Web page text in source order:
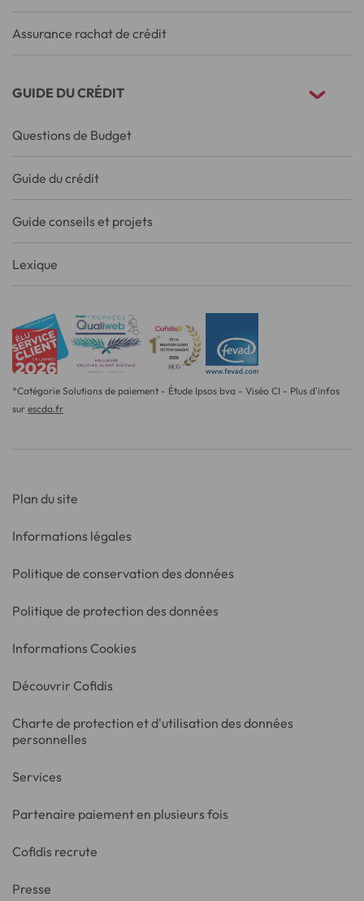
Assurance rachat de crédit
GUIDE DU CRÉDIT
Questions de Budget
Guide du crédit
Guide conseils et projets
Lexique
*Catégorie Solutions de paiement - Étude Ipsos bva - Viséo CI - Plus d'infos
sur escda.fr
Plan du site
Informations légales
Politique de conservation des données
Politique de protection des données
Informations Cookies
Découvrir Cofidis
Charte de protection et d'utilisation des données
personnelles
Services
Partenaire paiement en plusieurs fois
Cofidis recrute
Presse